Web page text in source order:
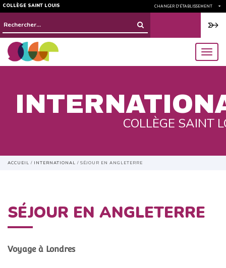
COLLÈGE SAINT LOUIS CHANGER D'ÉTABLISSEMENT
Rechercher :
menu
COLLÈGE SAINT
ACCUEIL / INTERNATIONAL / SÉJOUR EN ANGLETERRE
SÉJOUR EN ANGLETERRE
Voyage à Londres